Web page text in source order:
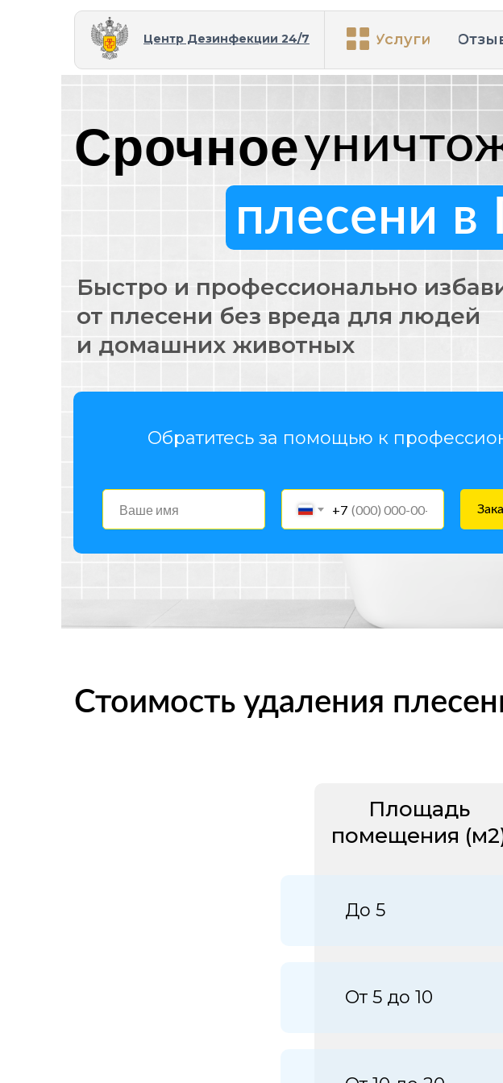
Услуги
Центр Дезинфекции 24/7
Быстро и профессионально
от плесени без вреда для людей
и домашних животных
плесени
Обратитесь за помощью к
+7
Срочное
Стоимость удаления
Площадь
помещения
От 5 до 10
До 5